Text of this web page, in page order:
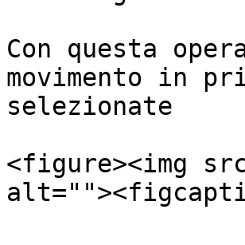
Con questa
movimento in
selezionate
<figure><img